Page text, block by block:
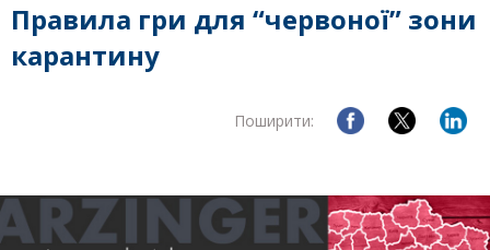
Правила гри для “червоної” зони
карантину
Поширити: